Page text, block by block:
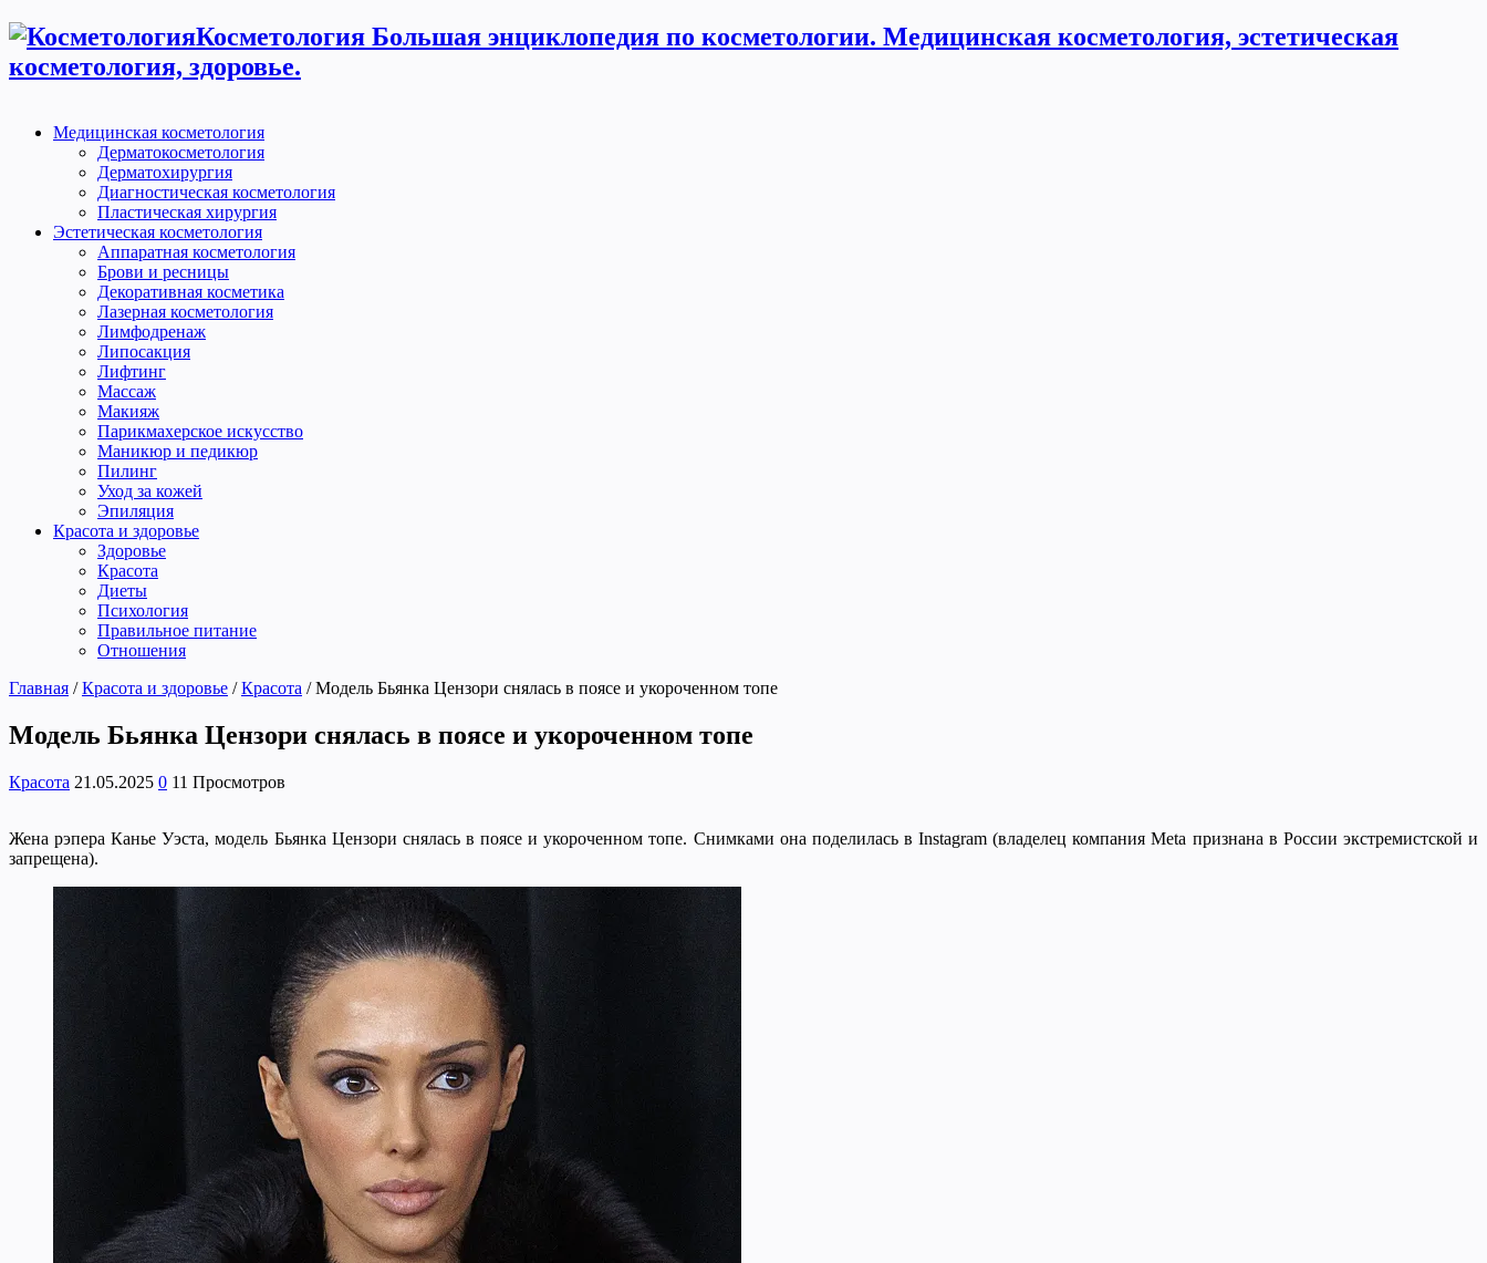
Косметология Большая энциклопедия по косметологии. Медицинская косметология, эстетическая
косметология, здоровье.
Медицинская косметология
Дерматокосметология
Дерматохирургия
Диагностическая косметология
Пластическая хирургия
Эстетическая косметология
Аппаратная косметология
Брови и ресницы
Декоративная косметика
Лазерная косметология
Лимфодренаж
Липосакция
Лифтинг
Массаж
Макияж
Парикмахерское искусство
Маникюр и педикюр
Пилинг
Уход за кожей
Эпиляция
Красота и здоровье
Здоровье
Красота
Диеты
Психология
Правильное питание
Отношения
Главная / Красота и здоровье / Красота / Модель Бьянка Цензори снялась в поясе и укороченном топе
Модель Бьянка Цензори снялась в поясе и укороченном топе
Красота 21.05.2025 0 11 Просмотров
Жена рэпера Канье Уэста, модель Бьянка Цензори снялась в поясе и укороченном топе. Снимками она поделилась в Instagram (владелец компания Meta признана в России экстремистской и
запрещена).